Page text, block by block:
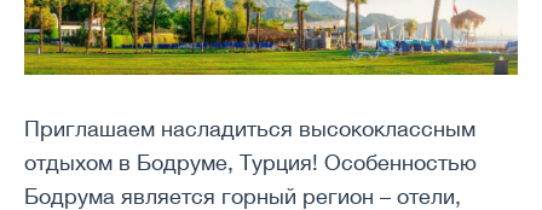
Приглашаем насладиться высококлассным
отдыхом в Бодруме, Турция! Особенностью
Бодрума является горный регион – отели,